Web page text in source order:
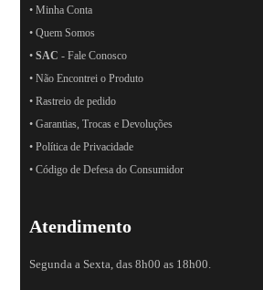
• Minha Conta
• Quem Somos
•SAC - Fale Conosco
• Não Encontrei o Produto
• Rastreio de pedido
• Garantias, Trocas e Devoluções
• Política de Privacidade
• Código de Defesa do Consumidor
Atendimento
Segunda a Sexta, das 8h00 as 18h00.